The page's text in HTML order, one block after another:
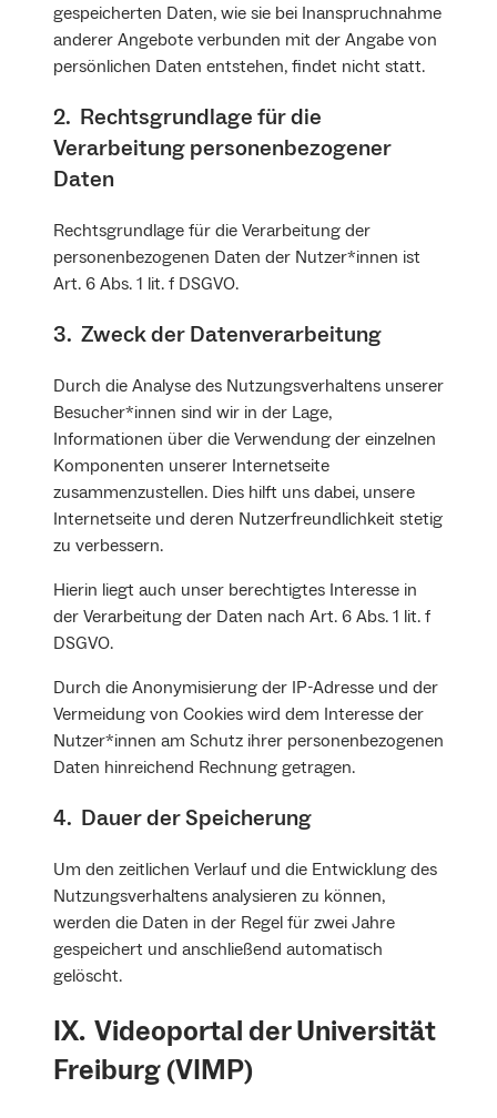
gespeicherten Daten, wie sie bei Inanspruchnahme
anderer Angebote verbunden mit der Angabe von
persönlichen Daten entstehen, findet nicht statt.
2. Rechtsgrundlage für die
Verarbeitung personenbezogener
Daten
Rechtsgrundlage für die Verarbeitung der
personenbezogenen Daten der Nutzer*innen ist
Art. 6 Abs. 1 lit. f DSGVO.
3. Zweck der Datenverarbeitung
Durch die Analyse des Nutzungsverhaltens unserer
Besucher*innen sind wir in der Lage,
Informationen über die Verwendung der einzelnen
Komponenten unserer Internetseite
zusammenzustellen. Dies hilft uns dabei, unsere
Internetseite und deren Nutzerfreundlichkeit stetig
zu verbessern.
Hierin liegt auch unser berechtigtes Interesse in
der Verarbeitung der Daten nach Art. 6 Abs. 1 lit. f
DSGVO.
Durch die Anonymisierung der IP-Adresse und der
Vermeidung von Cookies wird dem Interesse der
Nutzer*innen am Schutz ihrer personenbezogenen
Daten hinreichend Rechnung getragen.
4. Dauer der Speicherung
Um den zeitlichen Verlauf und die Entwicklung des
Nutzungsverhaltens analysieren zu können,
werden die Daten in der Regel für zwei Jahre
gespeichert und anschließend automatisch
gelöscht.
IX. Videoportal der Universität
Freiburg (VIMP)